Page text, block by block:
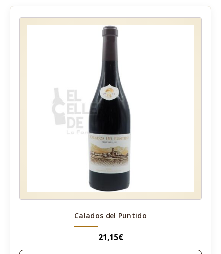
Calados del Puntido
21,15€